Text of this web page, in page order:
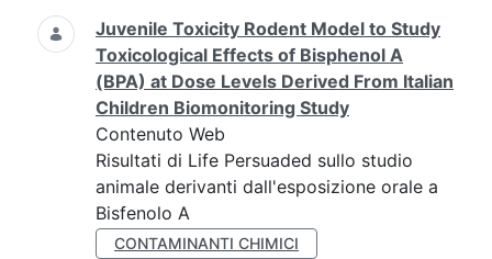
Juvenile Toxicity Rodent Model to Study
Toxicological Effects of Bisphenol A
(BPA) at Dose Levels Derived From Italian
Children Biomonitoring Study
Contenuto Web
Risultati di Life Persuaded sullo studio
animale derivanti dall'esposizione orale a
Bisfenolo A
CONTAMINANTI CHIMICI